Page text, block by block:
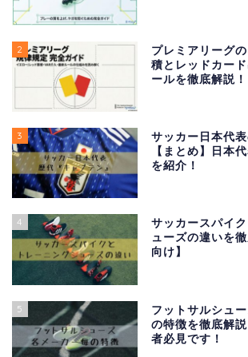
2
プレミアリーグ
積とレッドカー
ールを徹底解説！
3
サッカー日本代
【まとめ】日本
を紹介！
4
サッカースパイ
ューズの違いを
向け】
5
フットサルシュ
の特徴を徹底解
者必見です！